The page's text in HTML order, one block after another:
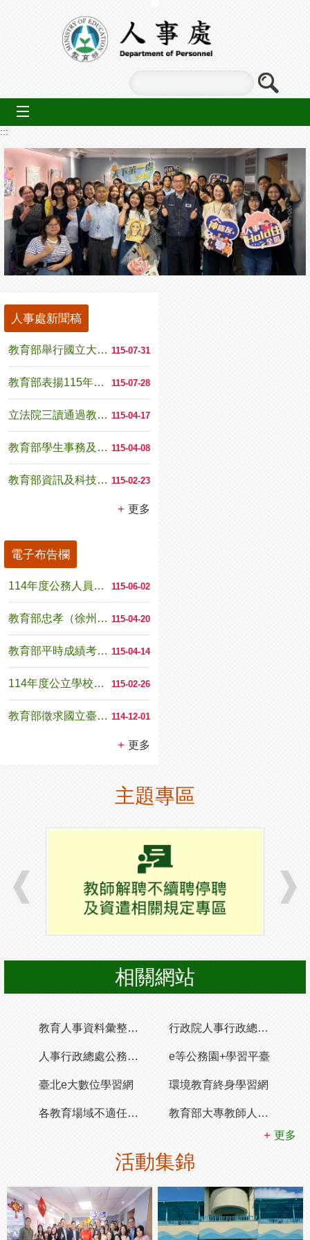
:::
人事處新聞稿
115-07-31
教育部舉行國立大專校院卸、新任校長聯合交接暨致送續...
115-07-28
教育部表揚115年模範公務人員 肯定專業奉獻 以教...
115-04-17
立法院三讀通過教師法第25條、第53條修正條文 強...
115-04-08
教育部學生事務及特殊教育司司長由教育部國民及學前教...
115-02-23
教育部資訊及科技教育司司長由國立臺灣師範大學教授葉...
更多
電子布告欄
115-06-02
114年度公務人員退休撫卹基金決算業已公告於公務人...
115-04-20
教育部忠孝（徐州）大樓職場互助教保服務中心（委託社...
115-04-14
教育部平時成績考核紀錄表
115-02-26
114年度公立學校退休教職員因調降退休所得挹注退撫...
114-12-01
教育部徵求國立臺南護理專科學校第八任校長候選人啟事
更多
主題專區
相關網站
教育人事資料彙整應用平臺 行政院人事行政總處公務服務e化平台
人事行政總處公務人員終身學習入口網 e等公務園+學習平臺
臺北e大數位學習網 環境教育終身學習網
各教育場域不適任人員通報及查詢系統
教育部大專教師人才網
更多
活動集錦